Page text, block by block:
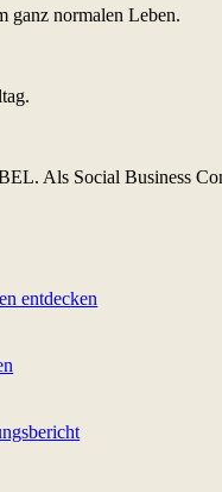
ganz normalen Leben.
Als Social Business
entdecken